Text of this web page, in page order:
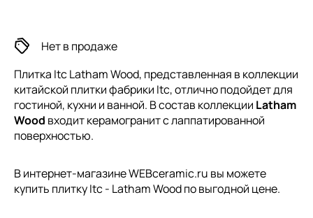
Нет в продаже
Плитка Itc Latham Wood, представленная в коллекции
китайской плиткифабрики Itc, отлично подойдет для
гостиной, кухни и ванной. В состав коллекции Latham
Wood входит керамогранит с лаппатированной
поверхностью.
В интернет-магазине WEBceramic.ru вы можете
купить плитку Itc - Latham Wood по выгодной цене.